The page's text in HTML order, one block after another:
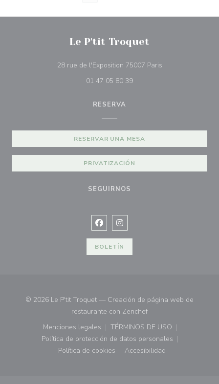
Le P'tit Troquet
28 rue de l'Exposition 75007 Paris((abre en una
01 47 05 80 39
RESERVA
RESERVAR UNA MESA
PRIVATIZACIÓN
SEGUIRNOS
Facebook ((abre en una nueva
Instagram ((abre en una
BOLETÍN
© 2026 Le P'tit Troquet — Creación de página web de
restaurante con Zenchef((abre en una nueva
Menciones legales
((abre en una nueva ventana))
TÉRMINOS DE USO
((abre en una nueva
Política de protección de datos personales
((abre en una nueva ventana))
Política de cookies
((abre en una nueva ventana))
Accesibilidad
((abre en una nueva